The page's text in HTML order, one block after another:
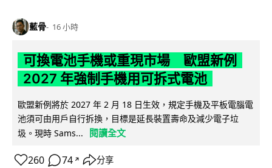
藍骨 16 小時
可換電池手機或重現市場 歐盟新例
2027 年強制手機用可拆式電池
歐盟新例將於 2027 年 2 月 18 日生效，規定手機及平板電腦電
池須可由用戶自行拆換，目標是延長裝置壽命及減少電子垃
圾。現時 Sams...
閱讀全文
260 74 ↗ 分享